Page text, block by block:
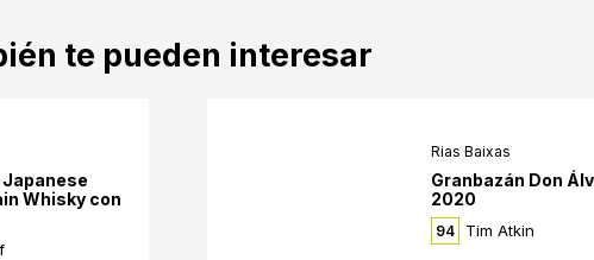
te pueden interesar
Whisky con
Rias Baixas
Granbazán Don
2020
94 Tim Atkin